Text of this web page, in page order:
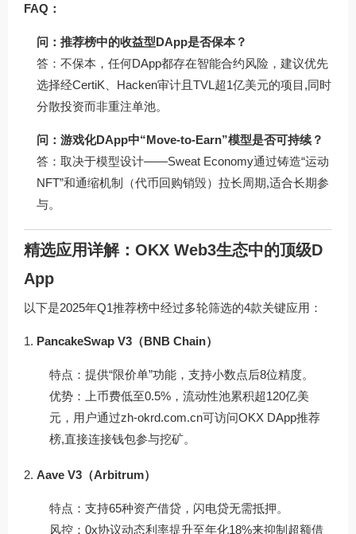
FAQ：
问：推荐榜中的收益型DApp是否保本？
答：不保本，任何DApp都存在智能合约风险，建议优先
选择经CertiK、Hacken审计且TVL超1亿美元的项目,同时
分散投资而非重注单池。
问：游戏化DApp中“Move-to-Earn”模型是否可持续？
答：取决于模型设计——Sweat Economy通过铸造“运动
NFT”和通缩机制（代币回购销毁）拉长周期,适合长期参
与。
精选应用详解：OKX Web3生态中的顶级D
App
以下是2025年Q1推荐榜中经过多轮筛选的4款关键应用：
PancakeSwap V3（BNB Chain）
特点：提供“限价单”功能，支持小数点后8位精度。
优势：上币费低至0.5%，流动性池累积超120亿美
元，用户通过zh-okrd.com.cn可访问OKX DApp推荐
榜,直接连接钱包参与挖矿。
Aave V3（Arbitrum）
特点：支持65种资产借贷，闪电贷无需抵押。
风控：0x协议动态利率提升至年化18%来抑制超额借